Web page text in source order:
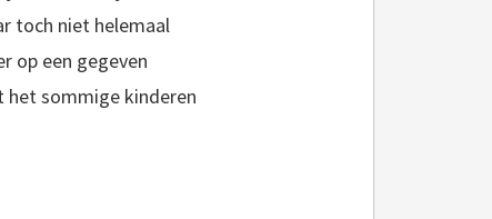
toch niet helemaal
op een gegeven
het sommige kinderen